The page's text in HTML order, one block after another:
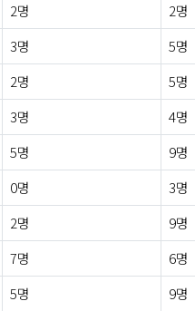
2명 2명
3명 5명
2명 5명
3명 4명
5명 9명
0명 3명
2명 9명
7명 6명
5명 9명